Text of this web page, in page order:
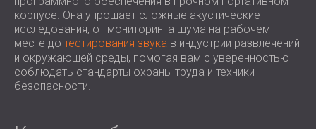
АКУСТИЧЕСКИЕ РЕШЕНИЯ ДЛЯ
АУДИОЛОГИЧЕСКОЙ ОТРАСЛИ
ЗВУКОИЗОЛЯЦИОННЫЕ И
АКУСТИЧЕСКИЕ РЕШЕНИЯ ДЛЯ
ЦЕНТРОВ ОБРАБОТКИ ДАННЫХ
корпусе. Она упрощает сложные акустические
исследования, от мониторинга шума на рабочем
месте до тестирования звука в индустрии развлечений
и окружающей среды, помогая вам с уверенностью
соблюдать стандарты охраны труда и техники
безопасности.